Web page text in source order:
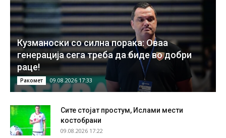
Кузманоски со силна порака: Оваа
генерација сега треба да биде во добри
раце!
Ракомет 09.08.2026 17:33
Сите стојат простум, Ислами мести
костобрани
09.08.2026 17:22